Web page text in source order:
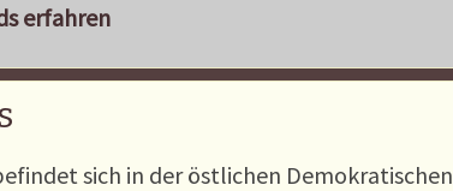
erfahren
sich in der östlichen Demokratischen